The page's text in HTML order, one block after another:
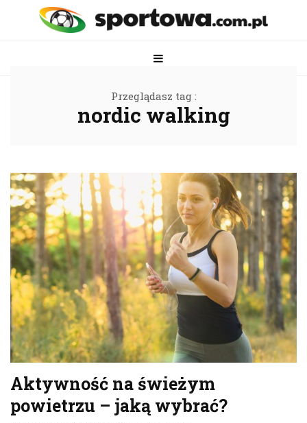
Przeglądasz tag :
nordic walking
Aktywność na świeżym
powietrzu – jaką wybrać?